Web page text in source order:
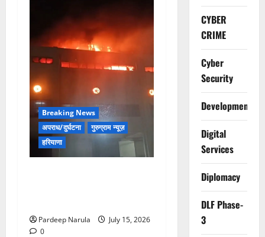
Breaking News
अपराध/दुर्घटना
गुरुग्राम न्यूज़
हरियाणा
Pardeep Narula
July 15, 2026
0
CYBER
CRIME
Cyber
Security
Development
Digital
Services
Diplomacy
DLF Phase-
3